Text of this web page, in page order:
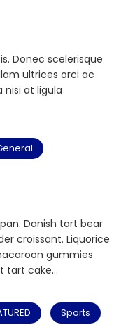
Donec scelerisque
ultrices orci ac
nisi at ligula
Danish tart bear
croissant. Liquorice
gummies
tart cake...
Sports